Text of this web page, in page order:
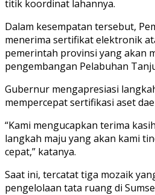
titik koordinat lahannya.
Dalam kesempatan tersebut,
menerima sertifikat elektronik
pemerintah provinsi yang akan
pengembangan Pelabuhan
Gubernur mengapresiasi
mempercepat sertifikasi aset
“Kami mengucapkan terima
langkah maju yang akan kami
cepat,” katanya.
Saat ini, tercatat tiga mozaik
pengelolaan tata ruang di